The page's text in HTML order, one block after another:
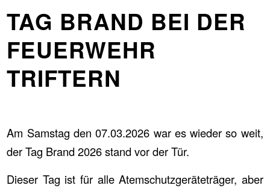
TAG BRAND BEI DER
FEUERWEHR
TRIFTERN
Am Samstag den 07.03.2026 war es wieder so weit,
der Tag Brand 2026 stand vor der Tür.
Dieser Tag ist für alle Atemschutzgeräteträger, aber